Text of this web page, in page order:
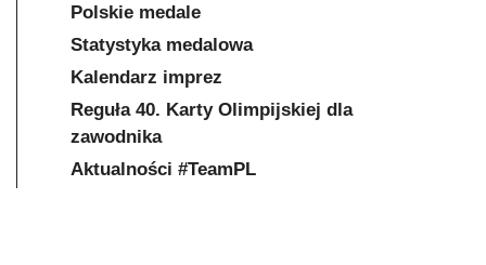
Polskie medale
Statystyka medalowa
Kalendarz imprez
Reguła 40. Karty Olimpijskiej dla
zawodnika
Aktualności #TeamPL